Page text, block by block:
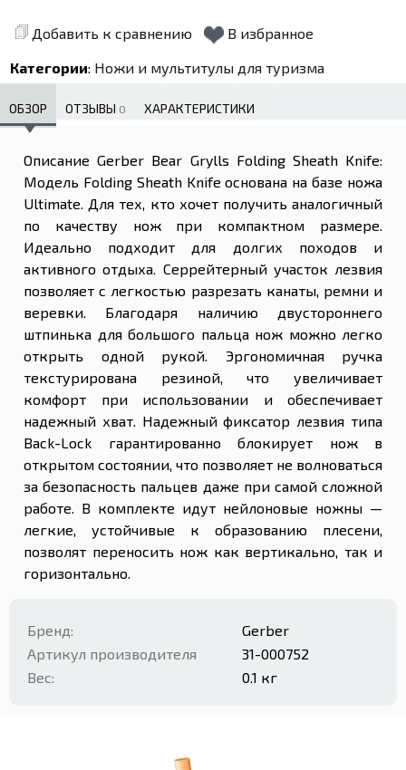
Добавить к сравнению
В избранное
Категории: Ножи и мультитулы для туризма
ОБЗОР ОТЗЫВЫ 0 ХАРАКТЕРИСТИКИ
Описание Gerber Bear Grylls Folding Sheath Knife:
Модель Folding Sheath Knife основана на базе ножа
Ultimate. Для тех, кто хочет получить аналогичный
по качеству нож при компактном размере.
Идеально подходит для долгих походов и
активного отдыха. Серрейтерный участок лезвия
позволяет с легкостью разрезать канаты, ремни и
веревки. Благодаря наличию двустороннего
штпинька для большого пальца нож можно легко
открыть одной рукой. Эргономичная ручка
текстурирована резиной, что увеличивает
комфорт при использовании и обеспечивает
надежный хват. Надежный фиксатор лезвия типа
Back-Lock гарантированно блокирует нож в
открытом состоянии, что позволяет не волноваться
за безопасность пальцев даже при самой сложной
работе. В комплекте идут нейлоновые ножны —
легкие, устойчивые к образованию плесени,
позволят переносить нож как вертикально, так и
горизонтально.
Бренд:
Gerber
Артикул производителя
31-000752
Вес:
0.1 кг